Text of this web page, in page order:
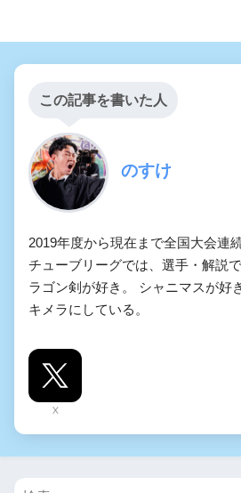
この記事を書いた人
のすけ
2019年度から現在まで全国大会連
チューブリーグでは、選手・解説
ラゴン剣が好き。 シャニマスが好
キメラにしている。
X